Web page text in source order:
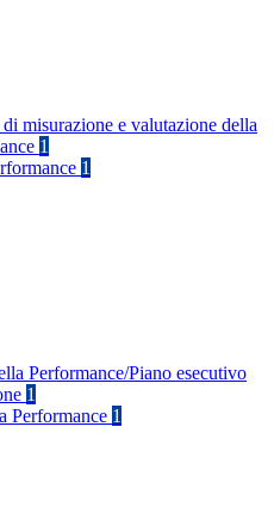
di misurazione e valutazione della
1
1
Performance/Piano esecutivo
1
Performance 1